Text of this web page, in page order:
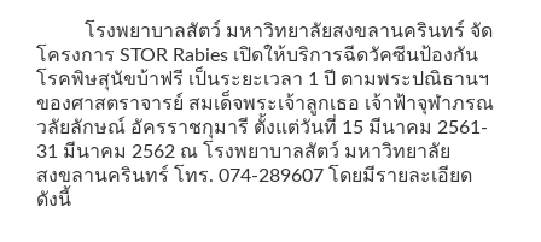
โรงพยาบาลสัตว์ มหาวิทยาลัยสงขลานครินทร์ จัด
โครงการ STOR Rabies เปิดให้บริการฉีดวัคซีนป้องกัน
โรคพิษสุนัขบ้าฟรี เป็นระยะเวลา 1 ปี ตามพระปณิธานฯ
ของศาสตราจารย์ สมเด็จพระเจ้าลูกเธอ เจ้าฟ้าจุฬาภรณ
วลัยลักษณ์ อัครราชกุมารี ตั้งแต่วันที่ 15 มีนาคม 2561-
31 มีนาคม 2562 ณ โรงพยาบาลสัตว์ มหาวิทยาลัย
สงขลานครินทร์ โทร. 074-289607 โดยมีรายละเอียด
ดังนี้